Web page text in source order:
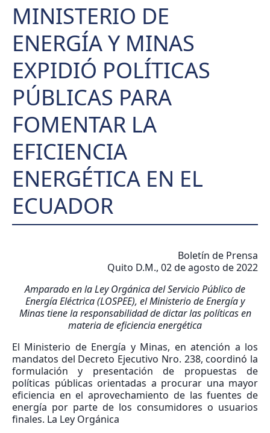
MINISTERIO DE
ENERGÍA Y MINAS
EXPIDIÓ POLÍTICAS
PÚBLICAS PARA
FOMENTAR LA
EFICIENCIA
ENERGÉTICA EN EL
ECUADOR
Boletín de Prensa
Quito D.M., 02 de agosto de 2022
Amparado en la Ley Orgánica del Servicio Público de
Energía Eléctrica (LOSPEE), el Ministerio de Energía y
Minas tiene la responsabilidad de dictar las políticas en
materia de eficiencia energética
El Ministerio de Energía y Minas, en atención a los
mandatos del Decreto Ejecutivo Nro. 238, coordinó la
formulación y presentación de propuestas de
políticas públicas orientadas a procurar una mayor
eficiencia en el aprovechamiento de las fuentes de
energía por parte de los consumidores o usuarios
finales. La Ley Orgánica